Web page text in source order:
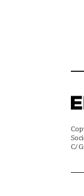
C/